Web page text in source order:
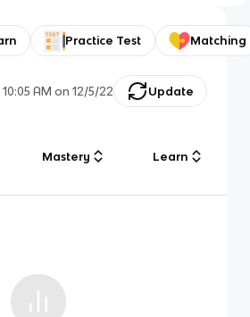
Practice Test Matching
10:05 AM on 12/5/22 Update
Mastery Learn